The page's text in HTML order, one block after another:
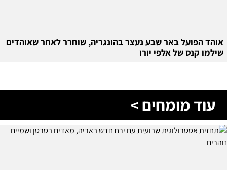
אוהד הפועל באר שבע נעצר בהונגריה, שוחרר לאחר שאוהדים
שילמו קנס של אלפי יורו
עוד מומחים >